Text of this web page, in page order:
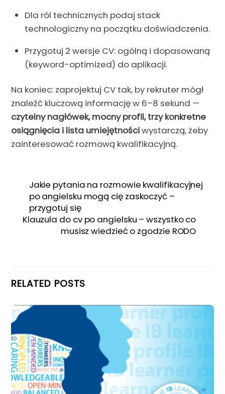
Dla ról technicznych podaj stack
technologiczny na początku doświadczenia.
Przygotuj 2 wersje CV: ogólną i dopasowaną
(keyword-optimized) do aplikacji.
Na koniec: zaprojektuj CV tak, by rekruter mógł
znaleźć kluczową informację w 6–8 sekund —
czytelny nagłówek, mocny profil, trzy konkretne
osiągnięcia i lista umiejętnościwystarczą, żeby
zainteresować rozmową kwalifikacyjną.
Jakie pytania na rozmowie kwalifikacyjnej
po angielsku mogą cię zaskoczyć –
przygotuj się
Klauzula do cv po angielsku – wszystko co
musisz wiedzieć o zgodzie RODO
RELATED POSTS